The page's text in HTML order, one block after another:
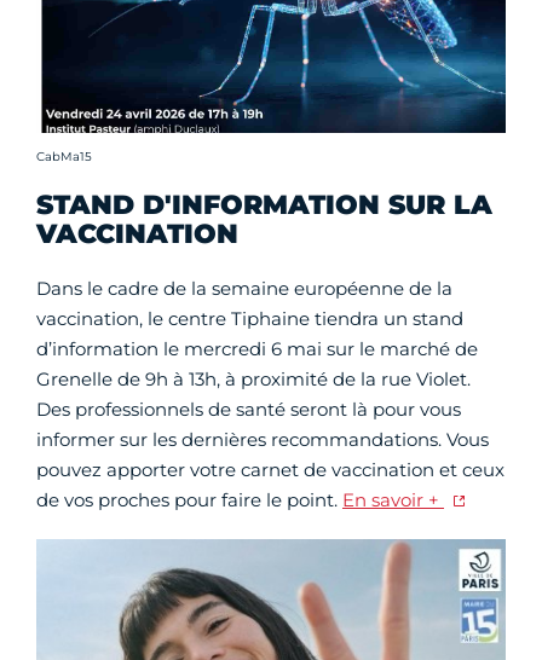
Crédit photo :
CabMa15
STAND D'INFORMATION SUR LA
VACCINATION
Dans le cadre de la semaine européenne de la
vaccination, le centre Tiphaine tiendra un stand
d’information le mercredi 6 mai sur le marché de
Grenelle de 9h à 13h, à proximité de la rue Violet.
Des professionnels de santé seront là pour vous
informer sur les dernières recommandations. Vous
pouvez apporter votre carnet de vaccination et ceux
de vos proches pour faire le point. En savoir +